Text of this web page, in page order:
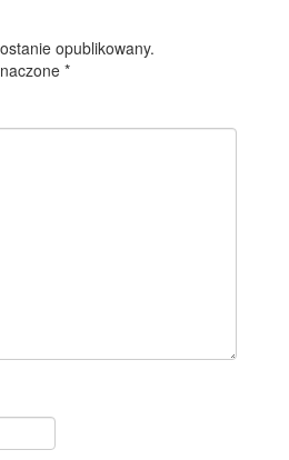
opublikowany.
*